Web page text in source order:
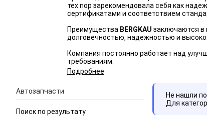
тех пор зарекомендовала себя как
сертификатами и соответствием
Преимущества BERGKAU заключаются в
долговечностью, надежностью и
Компания постоянно работает над
требованиям.
Подробнее
Автозапчасти
Поиск по результату
Не нашли
Для